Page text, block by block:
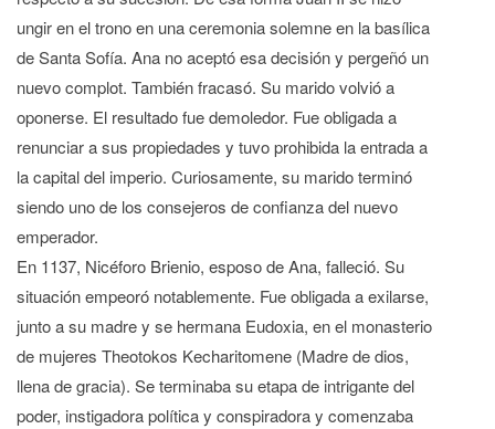
ungir en el trono en una ceremonia solemne en la basílica
de Santa Sofía. Ana no aceptó esa decisión y pergeñó un
nuevo complot. También fracasó. Su marido volvió a
oponerse. El resultado fue demoledor. Fue obligada a
renunciar a sus propiedades y tuvo prohibida la entrada a
la capital del imperio. Curiosamente, su marido terminó
siendo uno de los consejeros de confianza del nuevo
emperador.
En 1137, Nicéforo Brienio, esposo de Ana, falleció. Su
situación empeoró notablemente. Fue obligada a exilarse,
junto a su madre y se hermana Eudoxia, en el monasterio
de mujeres Theotokos Kecharitomene (Madre de dios,
llena de gracia). Se terminaba su etapa de intrigante del
poder, instigadora política y conspiradora y comenzaba